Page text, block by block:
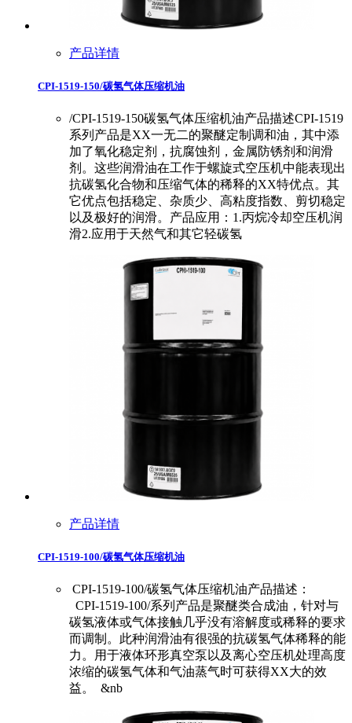
产品详情
CPI-1519-150/碳氢气体压缩机油
/CPI-1519-150碳氢气体压缩机油产品描述CPI-1519
系列产品是XX一无二的聚醚定制调和油，其中添
加了氧化稳定剂，抗腐蚀剂，金属防锈剂和润滑
剂。这些润滑油在工作于螺旋式空压机中能表现出
抗碳氢化合物和压缩气体的稀释的XX特优点。其
它优点包括稳定、杂质少、高粘度指数、剪切稳定
以及极好的润滑。产品应用：1.丙烷冷却空压机润
滑2.应用于天然气和其它轻碳氢
产品详情
CPI-1519-100/碳氢气体压缩机油
CPI-1519-100/碳氢气体压缩机油产品描述：
CPI-1519-100/系列产品是聚醚类合成油，针对与
碳氢液体或气体接触几乎没有溶解度或稀释的要求
而调制。此种润滑油有很强的抗碳氢气体稀释的能
力。用于液体环形真空泵以及离心空压机处理高度
浓缩的碳氢气体和气油蒸气时可获得XX大的效
益。 &nb